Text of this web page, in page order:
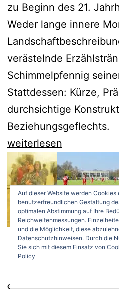
zu Beginn des 21.
Weder lange innere
verästelnde
Schimmelpfennig
Stattdessen: Kürze,
durchsichtige
Beziehungsgeflechts.
Roland
Schimmelpfennig
und
der
„lonesome
wolf“
Berlin
und
weiterlesen
Gefällt mir:
Auf dieser Website werden
benutzerfreundlichen Gestaltung
optimalen Abstimmung auf Ihre
Reichweitenmessungen.
und die Möglichkeit, diese
Datenschutzhinweisen. Durch die
Sie sich mit diesem Einsatz von
Policy